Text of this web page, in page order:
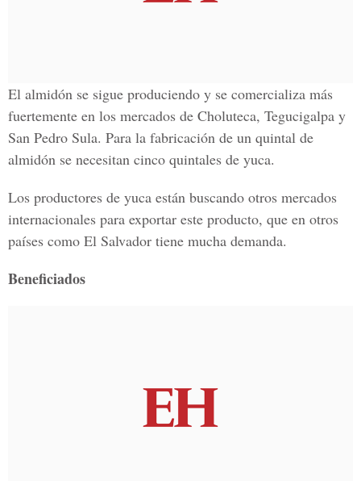
El almidón se sigue produciendo y se comercializa más
fuertemente en los mercados de Choluteca, Tegucigalpa y
San Pedro Sula. Para la fabricación de un quintal de
almidón se necesitan cinco quintales de yuca.
Los productores de yuca están buscando otros mercados
internacionales para exportar este producto, que en otros
países como El Salvador tiene mucha demanda.
Beneficiados